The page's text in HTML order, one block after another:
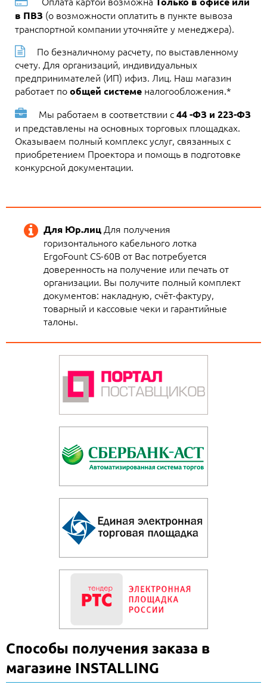
в ПВЗ (о возможности оплатить в пункте вывоза
транспортной компании уточняйте у менеджера).
По безналичному расчету, по выставленному
счету. Для организаций, индивидуальных
предпринимателей (ИП) ифиз. Лиц. Наш магазин
работает пообщей системе налогообложения.*
Мы работаем в соответствии с44 -ФЗ и 223-ФЗ
и представлены на основных торговых площадках.
Оказываем полный комплекс услуг, связанных с
приобретением Проектора и помощь в подготовке
конкурсной документации.
Для Юр.лицДля получения
горизонтального кабельного лотка
ErgoFount CS-60B от Вас потребуется
доверенность на получение или печать от
организации. Вы получите полный комплект
документов: накладную, счёт-фактуру,
товарный и кассовые чеки и гарантийные
талоны.
Способы получения заказа в
магазине INSTALLING